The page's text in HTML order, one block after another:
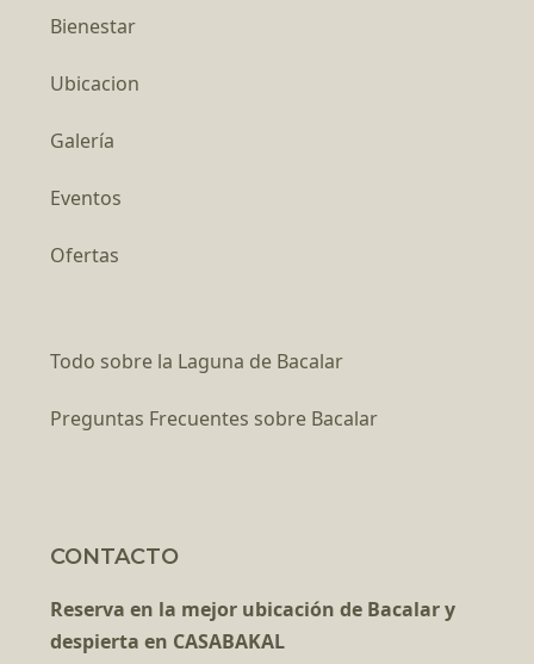
Bienestar
Ubicacion
Galería
Eventos
Ofertas
Todo sobre la Laguna de Bacalar
Preguntas Frecuentes sobre Bacalar
CONTACTO
Reserva en la mejor ubicación de Bacalar y
despierta en CASABAKAL